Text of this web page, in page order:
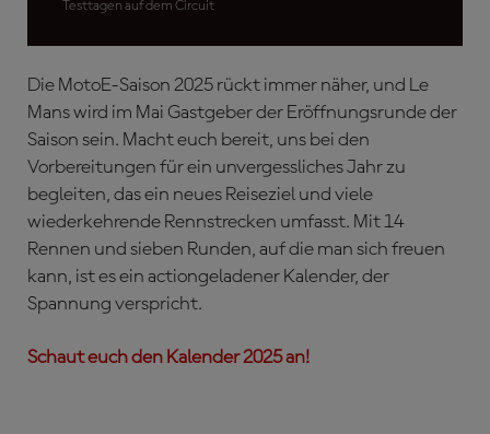
Testtagen auf dem Circuit
Die MotoE-Saison 2025 rückt immer näher, und Le
Mans wird im Mai Gastgeber der Eröffnungsrunde der
Saison sein. Macht euch bereit, uns bei den
Vorbereitungen für ein unvergessliches Jahr zu
begleiten, das ein neues Reiseziel und viele
wiederkehrende Rennstrecken umfasst. Mit 14
Rennen und sieben Runden, auf die man sich freuen
kann, ist es ein actiongeladener Kalender, der
Spannung verspricht.
Schaut euch den Kalender 2025 an!